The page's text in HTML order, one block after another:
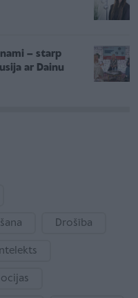
– starp
ar Dainu
Drošība